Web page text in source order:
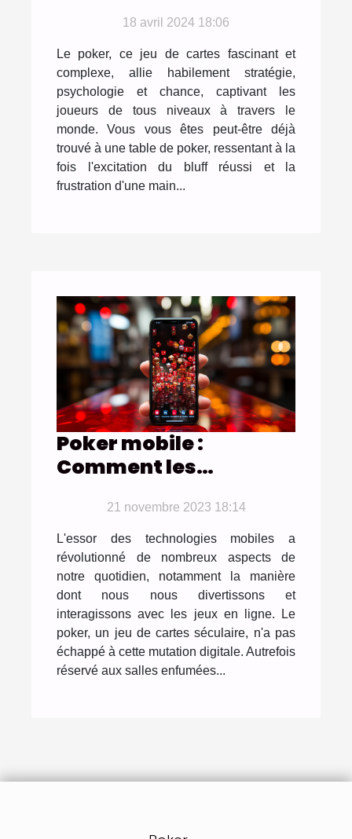
18 avril 2024 18:06
Le poker, ce jeu de cartes fascinant et
complexe, allie habilement stratégie,
psychologie et chance, captivant les
joueurs de tous niveaux à travers le
monde. Vous vous êtes peut-être déjà
trouvé à une table de poker, ressentant à la
fois l'excitation du bluff réussi et la
frustration d'une main...
Poker mobile :
Comment les
changé la donne
21 novembre 2023 18:14
L'essor des technologies mobiles a
révolutionné de nombreux aspects de
notre quotidien, notamment la manière
dont nous nous divertissons et
interagissons avec les jeux en ligne. Le
poker, un jeu de cartes séculaire, n'a pas
échappé à cette mutation digitale. Autrefois
réservé aux salles enfumées...